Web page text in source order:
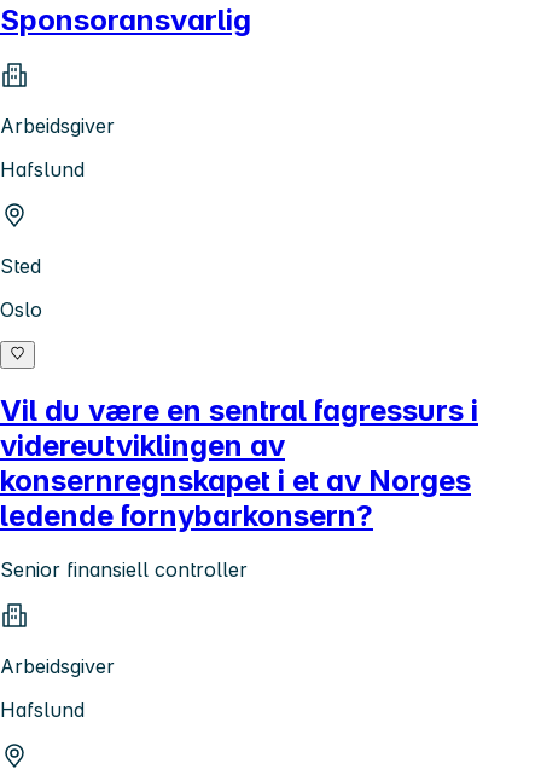
Sponsoransvarlig
Arbeidsgiver
Hafslund
Sted
Oslo
Vil du være en sentral fagressurs i
videreutviklingen av
konsernregnskapet i et av Norges
ledende fornybarkonsern?
Senior finansiell controller
Arbeidsgiver
Hafslund